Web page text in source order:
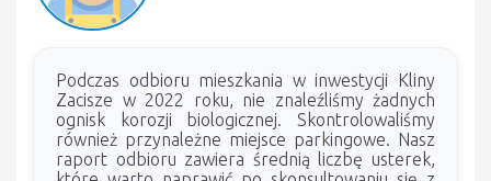
Podczas odbioru mieszkania w inwestycji Kliny
Zacisze w 2022 roku, nie znaleźliśmy żadnych
ognisk korozji biologicznej. Skontrolowaliśmy
również przynależne miejsce parkingowe. Nasz
raport odbioru zawiera średnią liczbę usterek,